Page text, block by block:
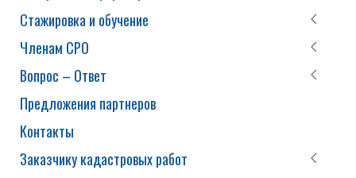
Стажировка и обучение
Членам СРО
Вопрос – Ответ
Предложения партнеров
Контакты
Заказчику кадастровых работ